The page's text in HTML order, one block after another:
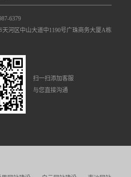
6379
天河区中山大道中1190号广珠商务大厦A栋
扫一扫添加客服
与您直接沟通